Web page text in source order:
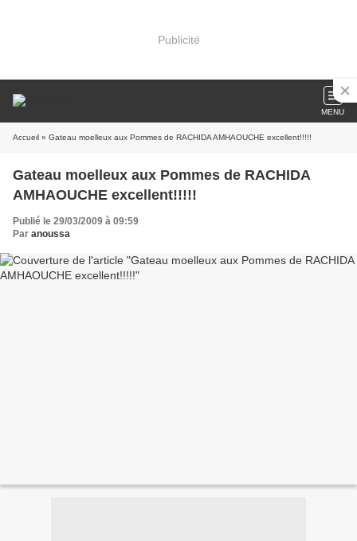
Publicité
MENU
Accueil » Gateau moelleux aux Pommes de RACHIDA AMHAOUCHE excellent!!!!!
Gateau moelleux aux Pommes de RACHIDA
AMHAOUCHE excellent!!!!!
Publié le 29/03/2009 à 09:59
Par anoussa